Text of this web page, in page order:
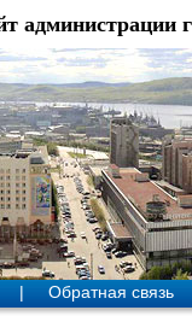
администрации
| Обратная связь